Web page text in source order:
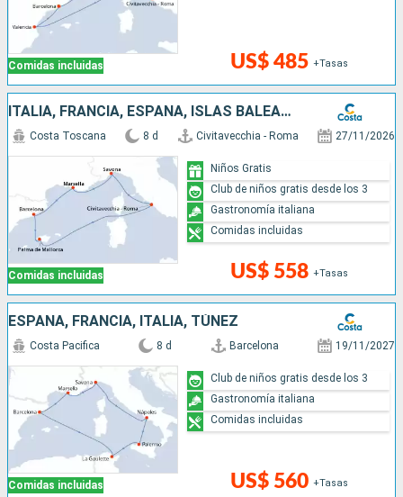
Comidas incluidas US$ 485 +Tasas
ITALIA, FRANCIA, ESPAÑA, ISLAS BALEARES
Comidas incluidas
Costa Toscana 8 d Civitavecchia - Roma 27/11/2026
US$ 558 +Tasas
Niños Gratis
Club de niños gratis desde los 3
Gastronomía italiana
Comidas incluidas
ESPAÑA, FRANCIA, ITALIA, TÚNEZ
Comidas incluidas
Costa Pacifica 8 d Barcelona 19/11/2027
US$ 560 +Tasas
Club de niños gratis desde los 3
Gastronomía italiana
Comidas incluidas